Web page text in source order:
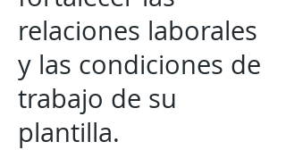
relaciones laborales
y las condiciones de
trabajo de su
plantilla.